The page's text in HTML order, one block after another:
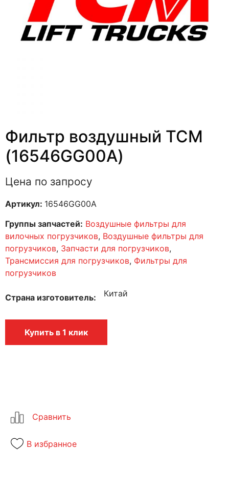
Фильтр воздушный ТСМ
(16546GG00A)
Цена по запросу
Артикул: 16546GG00A
Группы запчастей: Воздушные фильтры для
вилочных погрузчиков, Воздушные фильтры для
погрузчиков, Запчасти для погрузчиков,
Трансмиссия для погрузчиков, Фильтры для
погрузчиков
Страна изготовитель Китай
Купить в 1 клик
В избранное